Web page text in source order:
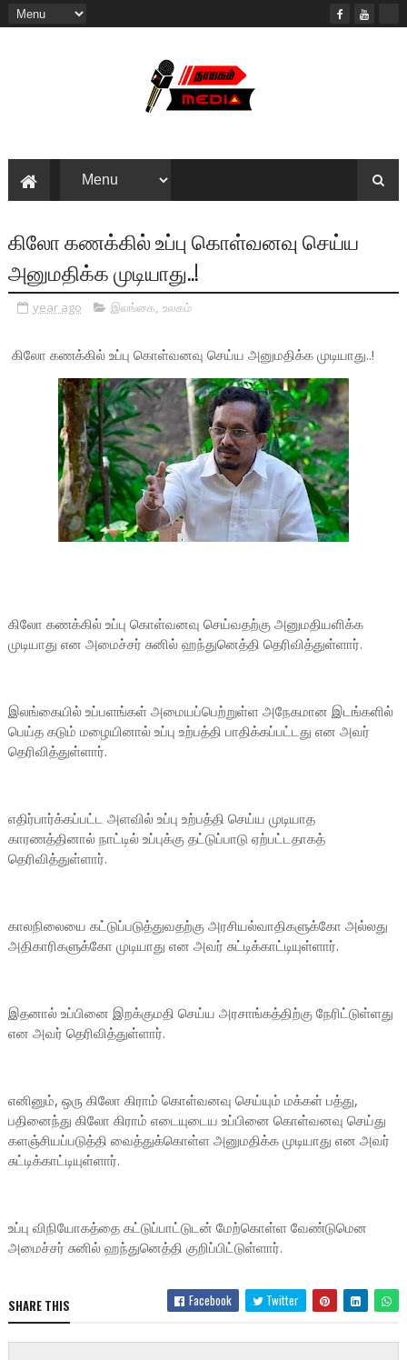
கிலோ கணக்கில் உப்பு கொள்வனவு செய்ய
அனுமதிக்க முடியாது..!
year ago இலங்கை, உலகம்
கிலோ கணக்கில் உப்பு கொள்வனவு செய்ய அனுமதிக்க முடியாது..!
கிலோ கணக்கில் உப்பு கொள்வனவு செய்வதற்கு அனுமதியளிக்க
முடியாது என அமைச்சர் சுனில் ஹந்துனெத்தி தெரிவித்துள்ளார்.
இலங்கையில் உப்பளங்கள் அமையப்பெற்றுள்ள அநேகமான இடங்களில்
பெய்த கடும் மழையினால் உப்பு உற்பத்தி பாதிக்கப்பட்டது என அவர்
தெரிவித்துள்ளார்.
எதிர்பார்க்கப்பட்ட அளவில் உப்பு உற்பத்தி செய்ய முடியாத
காரணத்தினால் நாட்டில் உப்புக்கு தட்டுப்பாடு ஏற்பட்டதாகத்
தெரிவித்துள்ளார்.
காலநிலையை கட்டுப்படுத்துவதற்கு அரசியல்வாதிகளுக்கோ அல்லது
அதிகாரிகளுக்கோ முடியாது என அவர் சுட்டிக்காட்டியுள்ளார்.
இதனால் உப்பினை இறக்குமதி செய்ய அரசாங்கத்திற்கு நேரிட்டுள்ளது
என அவர் தெரிவித்துள்ளார்.
எனினும், ஒரு கிலோ கிராம் கொள்வனவு செய்யும் மக்கள் பத்து,
பதினைந்து கிலோ கிராம் எடையுடைய உப்பினை கொள்வனவு செய்து
களஞ்சியப்படுத்தி வைத்துக்கொள்ள அனுமதிக்க முடியாது என அவர்
சுட்டிக்காட்டியுள்ளார்.
உப்பு விநியோகத்தை கட்டுப்பாட்டுடன் மேற்கொள்ள வேண்டுமென
அமைச்சர் சுனில் ஹந்துனெத்தி குறிப்பிட்டுள்ளார்.
SHARE THIS Facebook Twitter